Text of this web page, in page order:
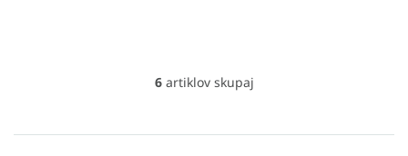
L
t
6artiklov skupaj